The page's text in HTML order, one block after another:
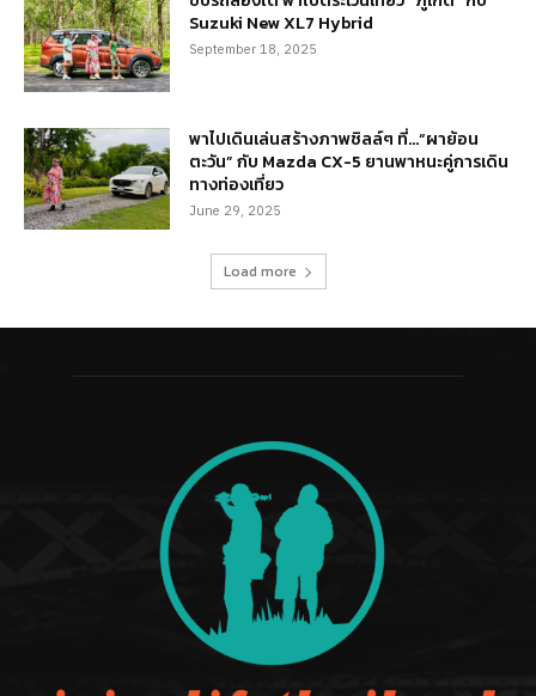
Suzuki New XL7 Hybrid
September 18, 2025
พาไปเดินเล่นสร้างภาพชิลล์ๆ ที่…“ผาย้อน
ตะวัน” กับ Mazda CX-5 ยานพาหนะคู่การเดิน
ทางท่องเที่ยว
June 29, 2025
Load more